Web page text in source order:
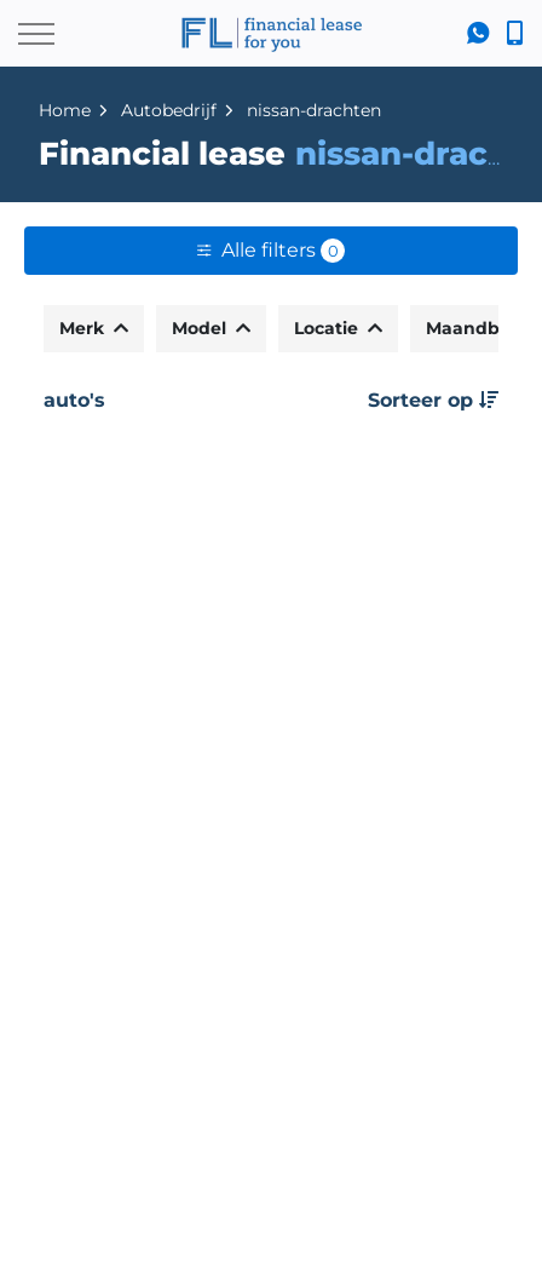
Home Autobedrijf nissan-drachten
Financial lease nissan-drachten
Alle filters 0
Merk Model Locatie
auto's Sorteer op